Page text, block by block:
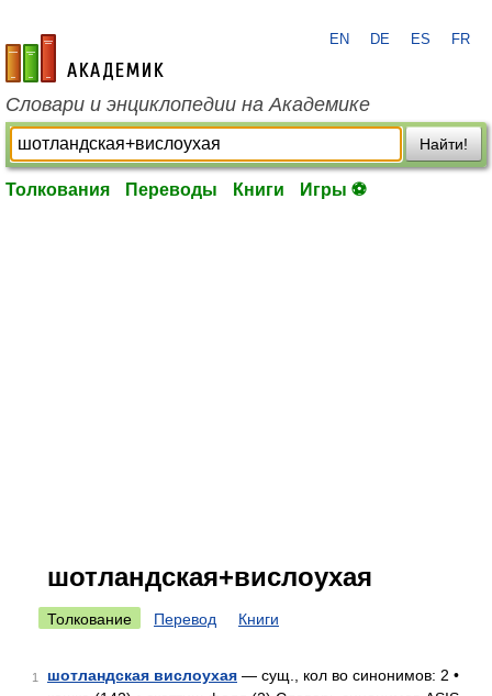
academic.ru
EN DE ES FR
Словари и энциклопедии на Академике
Найти!
Толкования Переводы Книги Игры ⚽
шотландская+вислоухая
Толкование Перевод Книги
1 шотландская вислоухая — сущ., кол во синонимов: 2 •